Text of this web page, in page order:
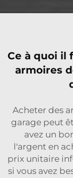
Ce à quoi il
armoires
Acheter des
garage peut
avez un
l'argent en
prix unitaire
si vous avez